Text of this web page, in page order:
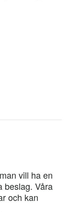
vill ha en
beslag. Våra
och kan